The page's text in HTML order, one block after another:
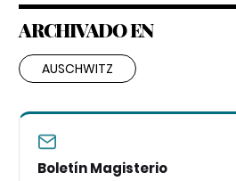
ARCHIVADO EN
AUSCHWITZ
Boletín Magisterio